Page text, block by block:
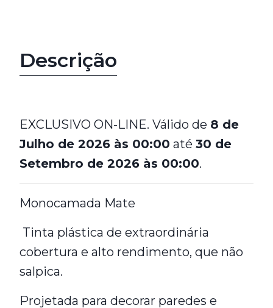
Descrição
EXCLUSIVO ON-LINE. Válido de 8 de
Julho de 2026 às 00:00 até 30 de
Setembro de 2026 às 00:00.
Monocamada Mate
Tinta plástica de extraordinária
cobertura e alto rendimento, que não
salpica.
Projetada para decorar paredes e